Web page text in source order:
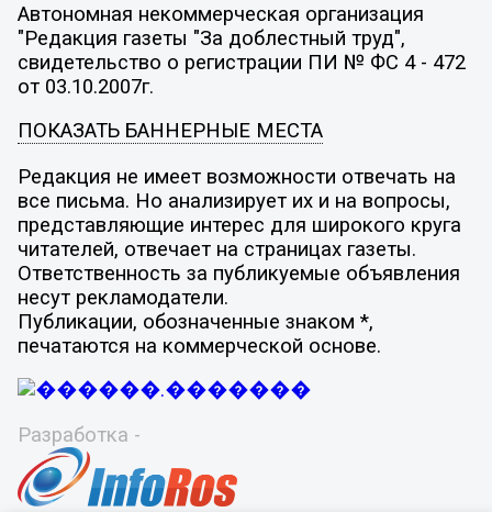
Автономная некоммерческая организация
"Редакция газеты "За доблестный труд",
свидетельство о регистрации ПИ № ФС 4 - 472
от 03.10.2007г.
ПОКАЗАТЬ БАННЕРНЫЕ МЕСТА
Редакция не имеет возможности отвечать на
все письма. Но анализирует их и на вопросы,
представляющие интерес для широкого круга
читателей, отвечает на страницах газеты.
Ответственность за публикуемые объявления
несут рекламодатели.
Публикации, обозначенные знаком *,
печатаются на коммерческой основе.
Разработка -